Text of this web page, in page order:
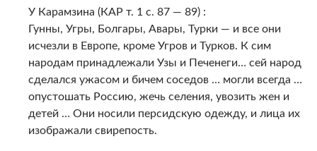
У Карамзина (КАР т. 1 с. 87 — 89) :
Гунны, Угры, Болгары, Авары, Турки — и все они
исчезли в Европе, кроме Угров и Турков. К сим
народам принадлежали Узы и Печенеги… сей народ
сделался ужасом и бичем соседов … могли всегда …
опустошать Россию, жечь селения, увозить жен и
детей … Они носили персидскую одежду, и лица их
изображали свирепость.